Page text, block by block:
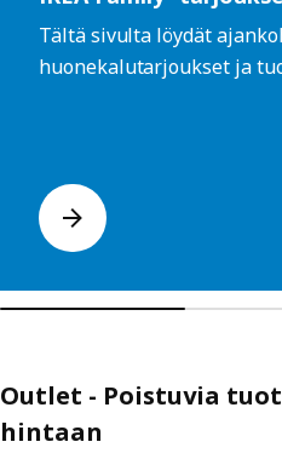
Tältä sivulta löydät
huonekalutarjoukset ja
Outlet - Poistuvia
hintaan